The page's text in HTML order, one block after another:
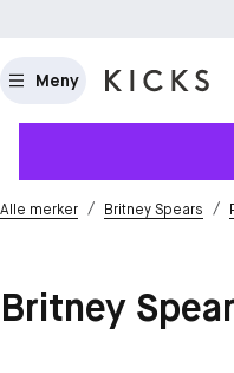
Meny
Alle merker / Britney Spears /
Britney